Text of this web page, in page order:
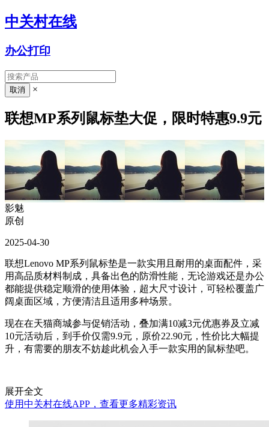
中关村在线
办公打印
×
联想MP系列鼠标垫大促，限时特惠9.9元
影魅
原创
2025-04-30
联想Lenovo MP系列鼠标垫是一款实用且耐用的桌面配件，采
用高品质材料制成，具备出色的防滑性能，无论游戏还是办公
都能提供稳定顺滑的使用体验，超大尺寸设计，可轻松覆盖广
阔桌面区域，方便清洁且适用多种场景。
现在在天猫商城参与促销活动，叠加满10减3元优惠券及立减
10元活动后，到手价仅需9.9元，原价22.90元，性价比大幅提
升，有需要的朋友不妨趁此机会入手一款实用的鼠标垫吧。
展开全文
使用中关村在线APP，查看更多精彩资讯